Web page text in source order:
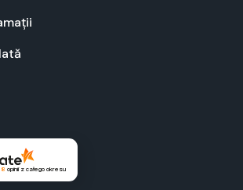
opinii z całego okresu